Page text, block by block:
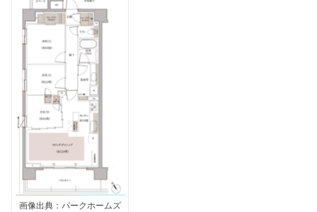
画像出典：パークホームズ